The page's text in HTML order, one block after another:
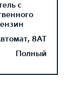
с
8AT
Полный